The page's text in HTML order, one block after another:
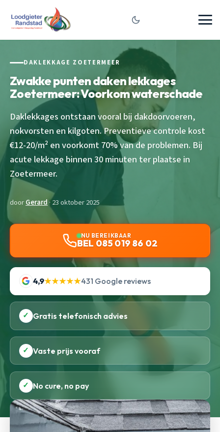
DAKLEKKAGE ZOETERMEER
Zwakke punten daken lekkages
Zoetermeer: Voorkom waterschade
Daklekkages ontstaan vooral bij dakdoorvoeren,
nokvorsten en kilgoten. Preventieve controle kost
€12-20/m² en voorkomt 70% van de problemen. Bij
acute lekkage binnen 30 minuten ter plaatse in
Zoetermeer.
doorGerard · 23 oktober 2025
NU BEREIKBAAR
BEL 085 019 86 02
4,9★★★★★431 Google reviews
✓ Gratis telefonisch advies
✓ Vaste prijs vooraf
✓ No cure, no pay